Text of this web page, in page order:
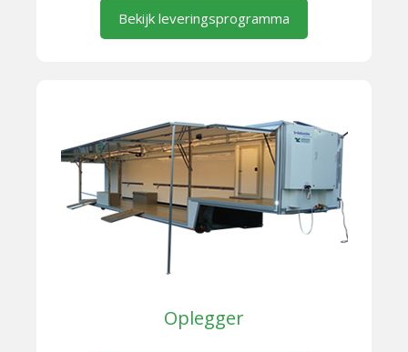
Bekijk leveringsprogramma
Oplegger